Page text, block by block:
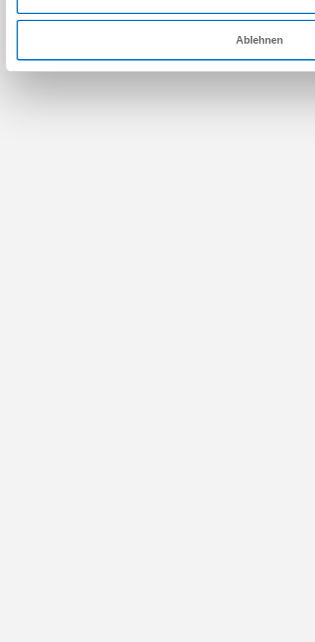
Ablehnen